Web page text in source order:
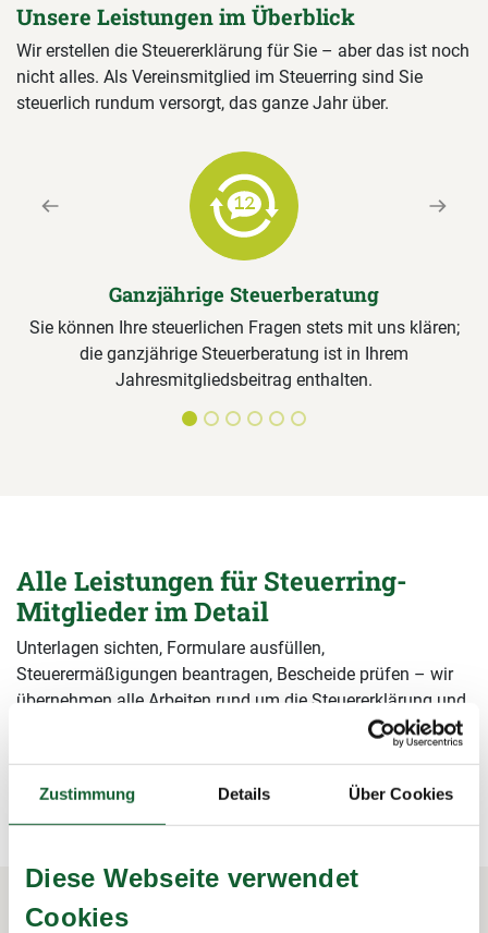
Zustimmung Details Über Cookies
Diese Webseite verwendet
Cookies
Unsere Leistungen im Überblick
Wir erstellen die Steuererklärung für Sie – aber das ist noch
nicht alles. Als Vereinsmitglied im Steuerring sind Sie
steuerlich rundum versorgt, das ganze Jahr über.
Ganzjährige Steuerberatung
Sie können Ihre steuerlichen Fragen stets mit uns klären;
die ganzjährige Steuerberatung ist in Ihrem
Jahresmitgliedsbeitrag enthalten.
Previous Next
Alle Leistungen für Steuerring-
Mitglieder im Detail
Unterlagen sichten, Formulare ausfüllen,
Steuerermäßigungen beantragen, Bescheide prüfen – wir
übernehmen alle Arbeiten rund um die Steuererklärung und